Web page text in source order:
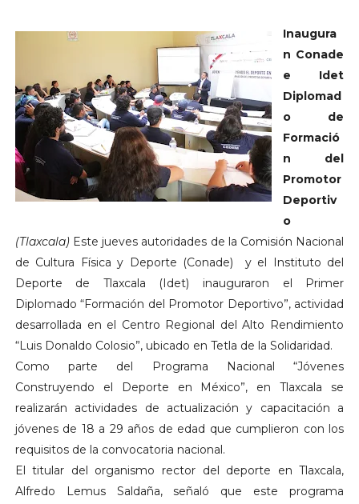
Inaugura
n Conade
e Idet
Diplomad
o de
Formació
n del
Promotor
Deportiv
o
(Tlaxcala) Este jueves autoridades de la Comisión Nacional
de Cultura Física y Deporte (Conade) y el Instituto del
Deporte de Tlaxcala (Idet) inauguraron el Primer
Diplomado “Formación del Promotor Deportivo”, actividad
desarrollada en el Centro Regional del Alto Rendimiento
“Luis Donaldo Colosio”, ubicado en Tetla de la Solidaridad.
Como parte del Programa Nacional “Jóvenes
Construyendo el Deporte en México”, en Tlaxcala se
realizarán actividades de actualización y capacitación a
jóvenes de 18 a 29 años de edad que cumplieron con los
requisitos de la convocatoria nacional.
El titular del organismo rector del deporte en Tlaxcala,
Alfredo Lemus Saldaña, señaló que este programa